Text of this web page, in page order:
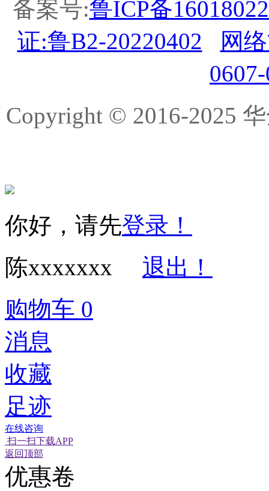
备案号:鲁ICP备
证:鲁B2-20220402
网
Copyright © 2016-2025
你好，请先登录！
陈xxxxxxx
退出！
购物车 0
消息
收藏
足迹
在线咨询
扫一扫下载APP
返回顶部
优惠卷